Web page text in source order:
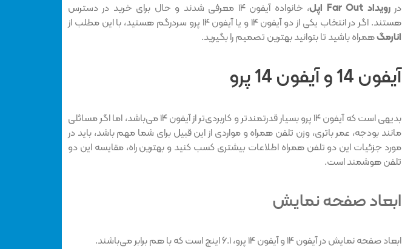
دررویداد Far Out اپل
، خانواده آیفون ۱۴ معرفی شدند و حال برای خرید در دسترس
هستند. اگر در انتخاب یکی از دو آیفون ۱۴ و یا آیفون ۱۴ پرو سردرگم هستید، با این مطلب از
انارمگهمراه باشید تا بتوانید بهترین تصمیم را بگیرید.
آیفون 14 و آیفون 14 پرو
بدیهی است که آیفون ۱۴ پرو بسیار قدرتمندتر و کاربردی‌تر از آیفون ۱۴ می‌باشد، اما اگر مسائلی
مانند بودجه، عمر باتری، وزن تلفن همراه و مواردی از این قبیل برای شما مهم باشد، باید در
مورد جزئیات این دو تلفن همراه اطلاعات بیشتری کسب کنید و بهترین راه، مقایسه این دو
تلفن هوشمند است.
ابعاد صفحه نمایش
ابعاد صفحه نمایش در آیفون ۱۴ و آیفون ۱۴ پرو، ۶.۱ اینچ است که با هم برابر می‌باشند.